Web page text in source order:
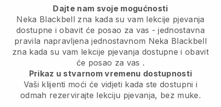
Dajte nam svoje mogućnosti
Neka Blackbell zna kada su vam lekcije pjevanja
dostupne i obavit će posao za vas - jednostavna
pravila napravljena jednostavnom Neka Blackbell
zna kada su vam lekcije pjevanja dostupne i obavit
će posao za vas .
Prikaz u stvarnom vremenu dostupnosti
Vaši klijenti moći će vidjeti kada ste dostupnii
odmah rezervirajte lekciju pjevanja, bez muke.